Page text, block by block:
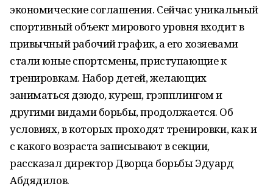
экономические соглашения. Сейчас уникальный
спортивный объект мирового уровня входит в
привычный рабочий график, а его хозяевами
стали юные спортсмены, приступающие к
тренировкам. Набор детей, желающих
заниматься дзюдо, куреш, грэпплингом и
другими видами борьбы, продолжается. Об
условиях, в которых проходят тренировки, как и
с какого возраста записывают в секции,
рассказал директор Дворца борьбы Эдуард
Абдядилов.